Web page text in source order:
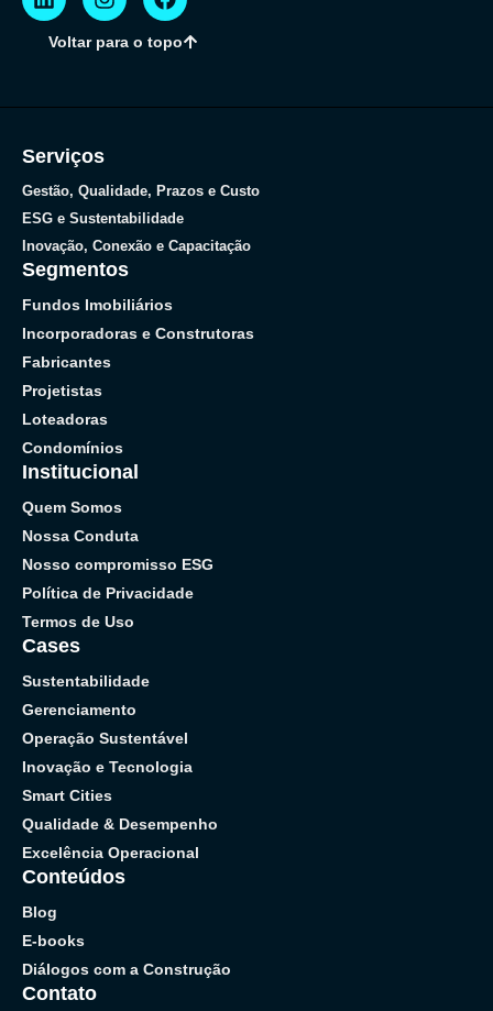
Voltar para o topo
Serviços
Gestão, Qualidade, Prazos e Custo
ESG e Sustentabilidade
Inovação, Conexão e Capacitação
Segmentos
Fundos Imobiliários
Incorporadoras e Construtoras
Fabricantes
Projetistas
Loteadoras
Condomínios
Institucional
Quem Somos
Nossa Conduta
Nosso compromisso ESG
Política de Privacidade
Termos de Uso
Cases
Sustentabilidade
Gerenciamento
Operação Sustentável
Inovação e Tecnologia
Smart Cities
Qualidade & Desempenho
Excelência Operacional
Conteúdos
Blog
E-books
Diálogos com a Construção
Contato